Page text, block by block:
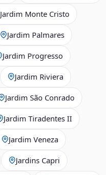
Jardim Monte Cristo
Jardim Palmares
Jardim Progresso
Jardim Riviera
Jardim São Conrado
Jardim Tiradentes II
Jardim Veneza
Jardins Capri